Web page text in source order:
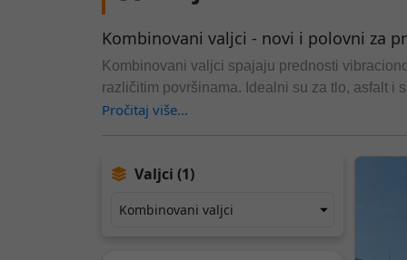
Kombinovani valjci - novi i polovni za
Kombinovani valjci spajaju prednosti
različitim površinama. Idealni su za tlo, asfalt i
dugotrajna kompakcija. Ovi valjci štede vreme
Pročitaj više…
Valjci (1)